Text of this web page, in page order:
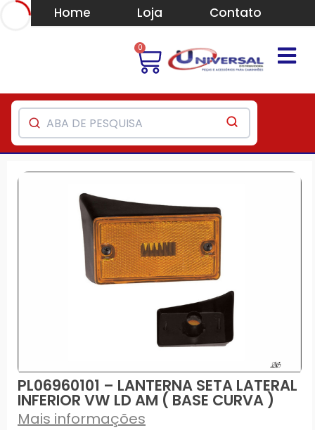
Home Loja Contato
0
PL06960101 – LANTERNA SETA LATERAL
INFERIOR VW LD AM ( BASE CURVA )
Mais informações